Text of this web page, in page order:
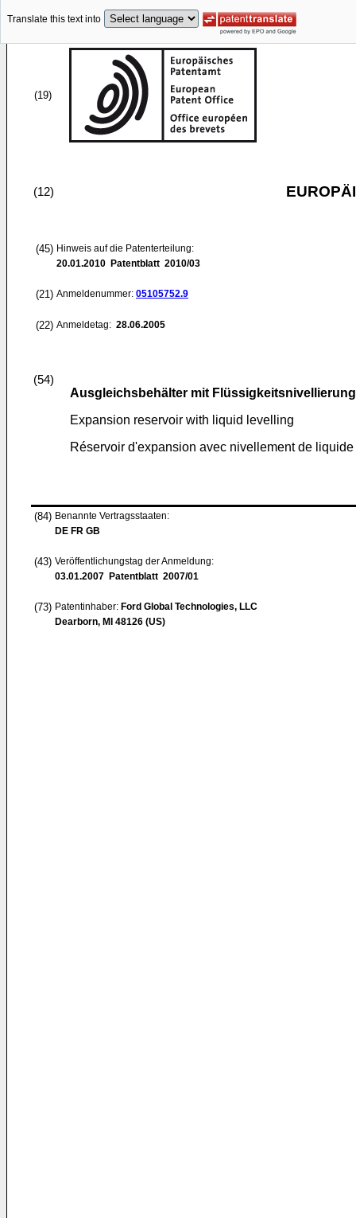
Translate this text into
(19)
(12)
(45) Hinweis auf die Patenterteilung:
20.01.2010 Patentblatt 2010/03
(21) Anmeldenummer: 05105752.9
(22) Anmeldetag: 28.06.2005
(54)
Ausgleichsbehälter mit Flüssigkeitsnivellierung
Expansion reservoir with liquid levelling
Réservoir d'expansion avec nivellement de liquide
(84) Benannte Vertragsstaaten:
DE FR GB
(43) Veröffentlichungstag der Anmeldung:
03.01.2007 Patentblatt 2007/01
(73) Patentinhaber: Ford Global Technologies, LLC
Dearborn, MI 48126 (US)